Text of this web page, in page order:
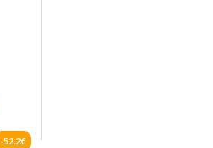
-52.2€